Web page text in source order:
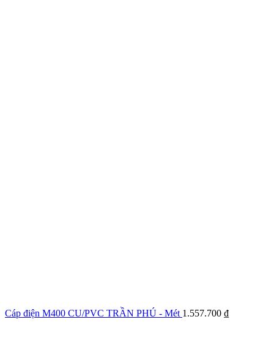
Cáp điện M400 CU/PVC TRẦN PHÚ - Mét 1.557.700 ₫